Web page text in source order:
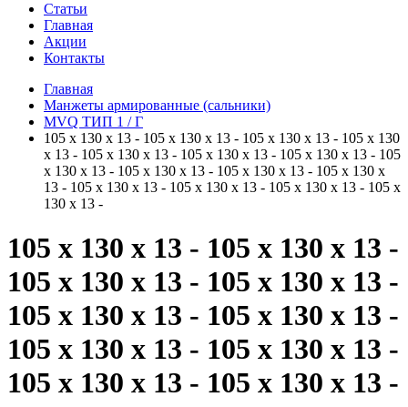
Статьи
Главная
Акции
Контакты
Главная
Манжеты армированные (сальники)
MVQ ТИП 1 / Г
105 x 130 x 13 - 105 x 130 x 13 - 105 x 130 x 13 - 105 x 130
x 13 - 105 x 130 x 13 - 105 x 130 x 13 - 105 x 130 x 13 - 105
x 130 x 13 - 105 x 130 x 13 - 105 x 130 x 13 - 105 x 130 x
13 - 105 x 130 x 13 - 105 x 130 x 13 - 105 x 130 x 13 - 105 x
130 x 13 -
105 x 130 x 13 - 105 x 130 x 13 -
105 x 130 x 13 - 105 x 130 x 13 -
105 x 130 x 13 - 105 x 130 x 13 -
105 x 130 x 13 - 105 x 130 x 13 -
105 x 130 x 13 - 105 x 130 x 13 -